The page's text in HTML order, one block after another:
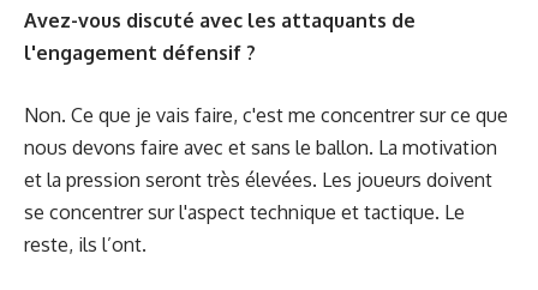
Avez-vous discuté avec les attaquants de
l'engagement défensif ?
Non. Ce que je vais faire, c'est me concentrer sur ce que
nous devons faire avec et sans le ballon. La motivation
et la pression seront très élevées. Les joueurs doivent
se concentrer sur l'aspect technique et tactique. Le
reste, ils l’ont.